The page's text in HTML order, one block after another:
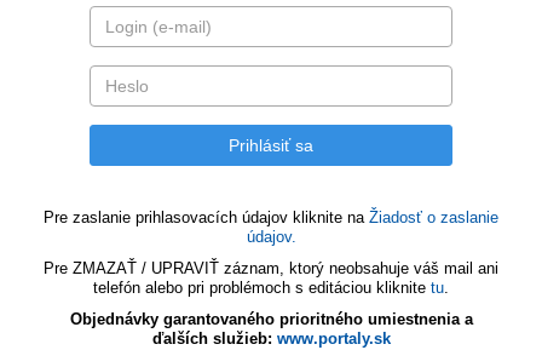
Pre zaslanie prihlasovacích údajov kliknite na Žiadosť o zaslanie
údajov.
Pre ZMAZAŤ / UPRAVIŤ záznam, ktorý neobsahuje váš mail ani
telefón alebo pri problémoch s editáciou kliknite tu.
Objednávky garantovaného prioritného umiestnenia a
ďalších služieb: www.portaly.sk